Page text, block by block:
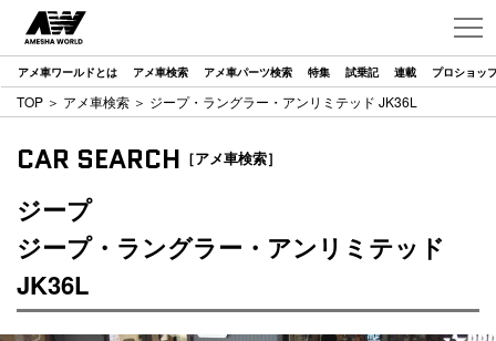
アメ車ワールドとは アメ車検索 アメ車パーツ検索 特集 試乗記 連載 プロショッ
TOP ＞ アメ車検索 ＞ ジープ・ラングラー・アンリミテッド JK36L
CAR SEARCH ［アメ車検索］
ジープ
ジープ・ラングラー・アンリミテッド
JK36L